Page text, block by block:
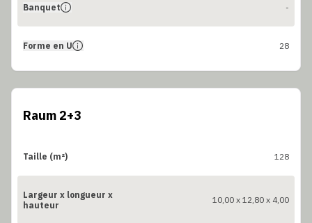
Banquet -
Forme en U 28
Raum 2+3
Taille (m²) 128
Largeur x longueur x
hauteur
10,00 x 12,80 x 4,00